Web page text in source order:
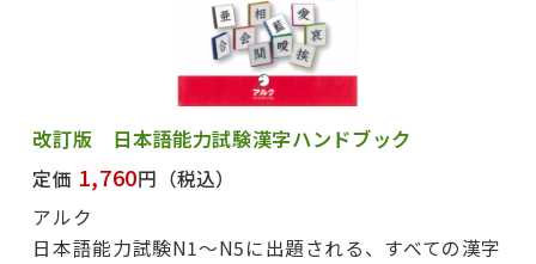
改訂版 日本語能力試験漢字ハンドブック
定価 1,760円 （税込）
アルク
日本語能力試験N1～N5に出題される、すべての漢字